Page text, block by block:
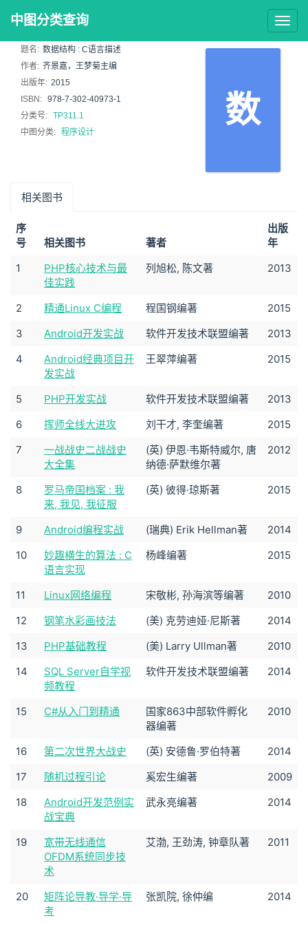
中图分类查询
数
题名: 数据结构 : C语言描述
作者: 齐景嘉，王梦菊主编
出版年: 2015
ISBN: 978-7-302-40973-1
分类号: TP311.1
中图分类: 程序设计
相关图书
序
号
相关图书 著者
出版
年
1
PHP核心技术与最
佳实践
列旭松, 陈文著 2013
2 精通Linux C编程 程国钢编著
2015
3
Android开发实战 软件开发技术联盟编著
2013
4
Android经典项目开
发实战
王翠萍编著 2015
5 PHP开发实战 软件开发技术联盟编著
2013
6
挥师全线大进攻 刘干才, 李奎编著
2015
7
一战战史二战战史
大全集
(英) 伊恩·韦斯特威尔, 唐
纳德·萨默维尔著
2012
8
罗马帝国档案 : 我
来, 我见, 我征服
(英) 彼得·琼斯著 2015
9 Android编程实战 (瑞典) Erik Hellman著
2014
10
妙趣横生的算法 : C
语言实现
杨峰编著 2015
11 Linux网络编程 宋敬彬, 孙海滨等编著
2010
12
钢笔水彩画技法 (美) 克劳迪娅·尼斯著
2014
13
PHP基础教程 (美) Larry Ullman著
2010
14
SQL Server自学视
频教程
软件开发技术联盟编著 2014
15 C#从入门到精通
国家863中部软件孵化
器编著
2010
16 第二次世界大战史 (英) 安德鲁·罗伯特著
2014
17
随机过程引论 奚宏生编著
2009
18
Android开发范例实
战宝典
武永亮编著 2014
19
宽带无线通信
OFDM系统同步技
术
艾渤, 王劲涛, 钟章队著 2011
20
矩阵论导教·导学·导
考
张凯院, 徐仲编 2014